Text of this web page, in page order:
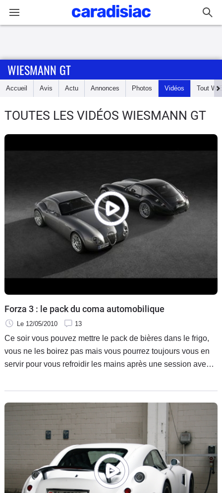
Accueil
Essais
Utilitaires
Forum
Moto
Marques
WIESMANN GT
Accueil Avis Actu Annonces Photos Vidéos Tout
TOUTES LES VIDÉOS WIESMANN GT
Forza 3 : le pack du coma automobilique
Le 12/05/2010 13
Ce soir vous pouvez mettre le pack de bières dans le frigo,
vous ne les boirez pas mais vous pourrez toujours vous en
servir pour vous refroidir les mains après une session avec
voitures proposées, trois marques ne sont même pas
présentes dans notre référentiel des marques ! Second
exploit, une seule auto mets plus de 4s de 0 à 96km/h (le
fameux 0/60 mph) et elles sont plusieurs à frôler
sensuellement la barre des trois secondes. Au passage
aucun des dix constructeurs présents dans le pack n'avaient
de voitures dans Forza auparavant, charmante attention que
cette diversification.